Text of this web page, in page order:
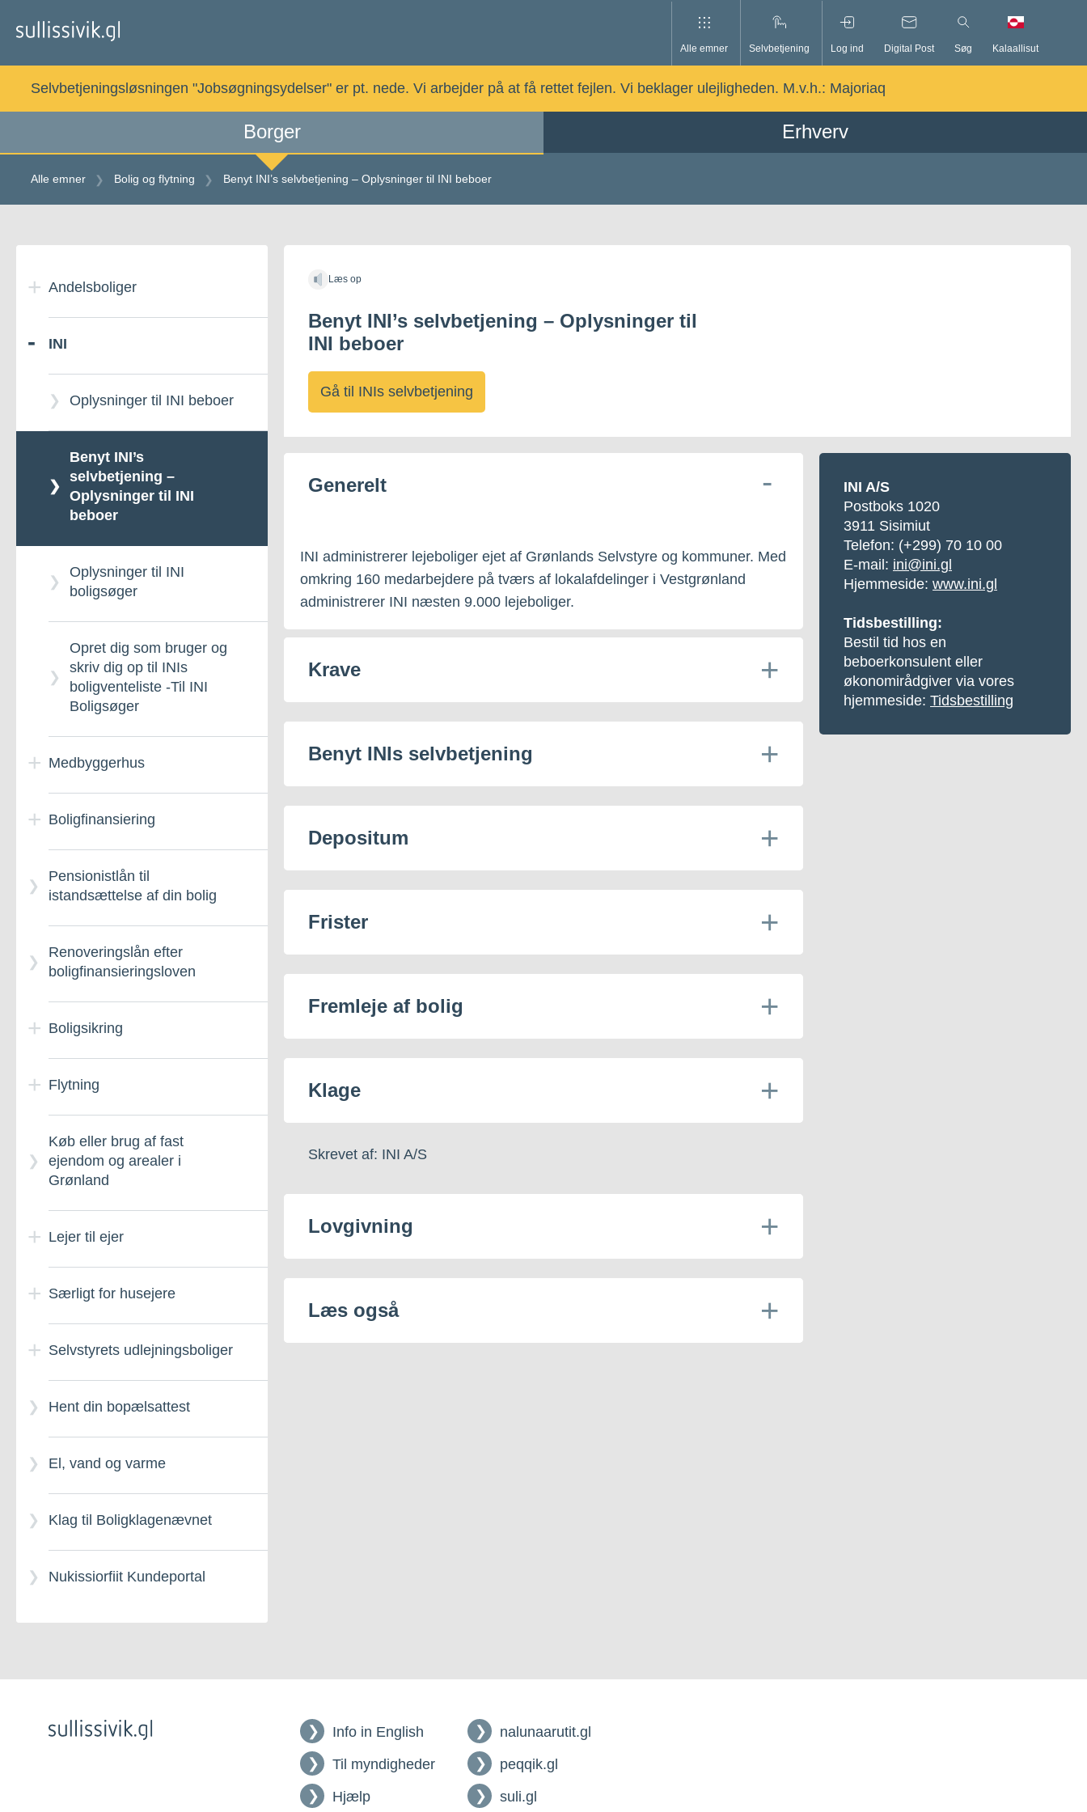
Alle emner Selvbetjening Log ind Digital Post Søg Kalaallisut
Selvbetjeningsløsningen "Jobsøgningsydelser" er pt. nede. Vi arbejder på at få rettet fejlen. Vi beklager ulejligheden. M.v.h.: Majoriaq
Borger Erhverv
Alle emner Bolig og flytning Benyt INI’s selvbetjening – Oplysninger til INI beboer
indholdetAndelsboliger
Finansieringsmuligheder
INI
Oplysninger til INI beboer
Benyt INI’s
selvbetjening –
Oplysninger til INI
beboer
Oplysninger til INI
boligsøger
Opret dig som bruger og
skriv dig op til INIs
boligventeliste -Til INI
Boligsøger
Medbyggerhus
Medbyggerhuse
Boligfinansiering
Boligfinansieringslån til
nyopførte boliger
Generelt om
boligfinansieringsloven
Pensionistlån til
istandsættelse af din bolig
Renoveringslån efter
boligfinansieringsloven
Boligsikring
Ansøg om boligsikring
Flytning
Køb eller brug af fast
ejendom og arealer i
Grønland
Lejer til ejer
Ejerforeninger – Generelt
Særligt for husejere
Husejerskifte – Meddel
Selvstyrets udlejningsboliger
Selvstyrets
Hent din bopælsattest
El, vand og varme
Klag til Boligklagenævnet
Nukissiorfiit Kundeportal
Læs op
Benyt INI’s selvbetjening – Oplysninger til
INI beboer
Gå til INIs selvbetjening
Generelt
INI administrerer lejeboliger ejet af Grønlands Selvstyre og kommuner. Med
omkring 160 medarbejdere på tværs af lokalafdelinger i Vestgrønland
administrerer INI næsten 9.000 lejeboliger.
Krave
Benyt INIs selvbetjening
Depositum
Frister
Fremleje af bolig
Klage
Skrevet af: INI A/S
Lovgivning
Læs også
INI A/S
Postboks 1020
3911 Sisimiut
Telefon: (+299) 70 10 00
E-mail: ini@ini.gl
Hjemmeside: www.ini.gl
Tidsbestilling:
Bestil tid hos en
beboerkonsulent eller
økonomirådgiver via vores
hjemmeside: Tidsbestilling
Info in English
Til myndigheder
Hjælp
nalunaarutit.gl
peqqik.gl
suli.gl